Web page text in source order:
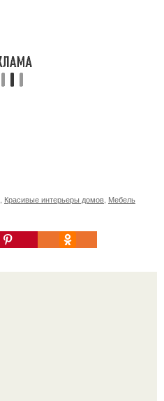
Красивые интерьеры домов Мебель